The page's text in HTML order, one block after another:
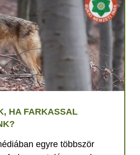
HA FARKASSAL
egyre többször